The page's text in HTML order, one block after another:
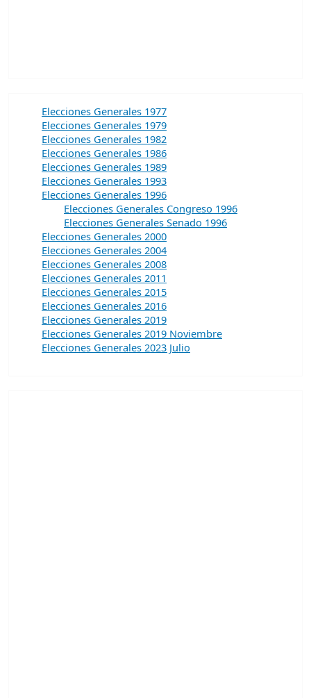
Elecciones Generales 1977
Elecciones Generales 1979
Elecciones Generales 1982
Elecciones Generales 1986
Elecciones Generales 1989
Elecciones Generales 1993
Elecciones Generales 1996
Elecciones Generales Congreso 1996
Elecciones Generales Senado 1996
Elecciones Generales 2000
Elecciones Generales 2004
Elecciones Generales 2008
Elecciones Generales 2011
Elecciones Generales 2015
Elecciones Generales 2016
Elecciones Generales 2019
Elecciones Generales 2019 Noviembre
Elecciones Generales 2023 Julio